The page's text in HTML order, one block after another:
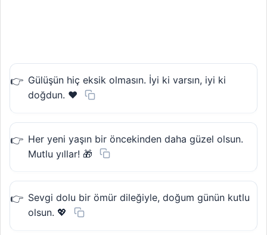
Gülüşün hiç eksik olmasın. İyi ki varsın, iyi ki
doğdun. ❤️
Her yeni yaşın bir öncekinden daha güzel olsun.
Mutlu yıllar! 🎁
Sevgi dolu bir ömür dileğiyle, doğum günün kutlu
olsun. 💖